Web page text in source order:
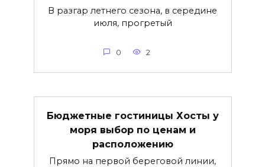
В разгар летнего сезона, в середине
июля, прогретый
0 2
Бюджетные гостиницы Хосты у
моря выбор по ценам и
расположению
Прямо на первой береговой линии,